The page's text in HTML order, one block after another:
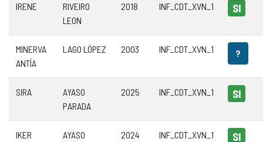
IRENE
RIVEIRO
LEON
2018 INF_CDT_XVN_1 SI
MINERVA
ANTÍA
LAGO LÓPEZ 2003 INF_CDT_XVN_1 ?
SIRA
AYASO
PARADA
2025 INF_CDT_XVN_1 SI
IKER AYASO 2024 INF_CDT_XVN_1 SI